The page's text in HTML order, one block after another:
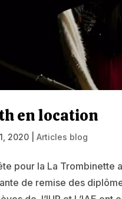
en location
2020 |Articles blog
pour la La Trombinette
de remise des